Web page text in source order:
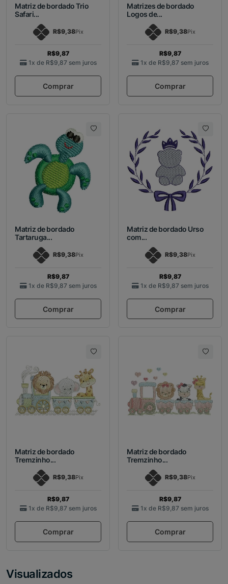
Matriz de bordado Trio
Safari...
R$9,38Pix
R$9,87
1x de R$9,87 sem juros
Comprar
Matrizes de bordado
Logos de...
R$9,38Pix
R$9,87
1x de R$9,87 sem juros
Comprar
Matriz de bordado
Tartaruga...
R$9,38Pix
R$9,87
1x de R$9,87 sem juros
Comprar
Matriz de bordado Urso
com...
R$9,38Pix
R$9,87
1x de R$9,87 sem juros
Comprar
Matriz de bordado
Tremzinho...
R$9,38Pix
R$9,87
1x de R$9,87 sem juros
Comprar
Matriz de bordado
Tremzinho...
R$9,38Pix
R$9,87
1x de R$9,87 sem juros
Comprar
Visualizados